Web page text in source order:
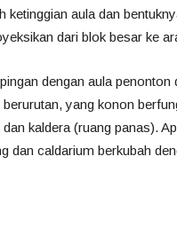
ketinggian aula dan
dari blok besar ke
dengan aula
berurutan, yang konon
dan kaldera (ruang panas).
dan caldarium berkubah